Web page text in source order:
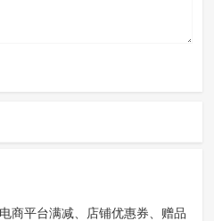
商平台满减、店铺优惠券、赠品